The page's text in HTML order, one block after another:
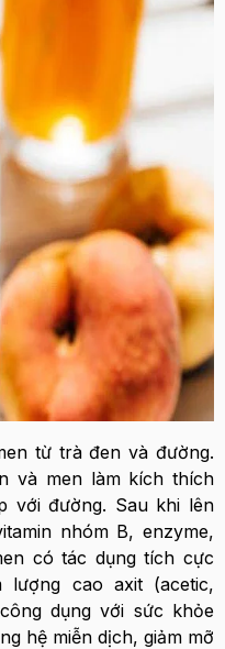
từ trà đen và đường.
và men làm kích thích
với đường. Sau khi lên
nhóm B, enzyme,
có tác dụng tích cực
cao axit (acetic,
dụng với sức khỏe
hệ miễn dịch, giảm mỡ